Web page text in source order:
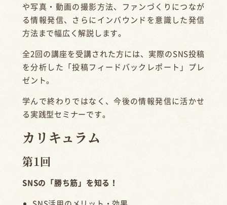
や写真・動画の撮影方法、ファンづくりにつなが
る情報発信、さらにインバウンドを意識した発信
方法まで幅広く解説します。
全2回の講座を受講された方には、実際のSNS投稿
を分析した「投稿フィードバックレポート」プレ
ゼント。
学んで終わりではなく、今後の情報発信に活かせ
る実践型セミナーです。
カリキュラム
第1回
SNSの「勝ち筋」を知る！